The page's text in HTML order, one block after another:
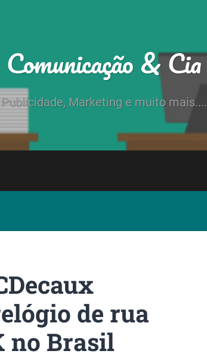
Comunicação & Cia
Publicidade, Marketing e muito mais....
de rua
no Brasil